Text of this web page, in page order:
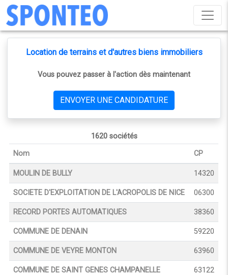
Location de terrains et d'autres biens immobiliers
Vous pouvez passer à l'action dès maintenant
ENVOYER UNE CANDIDATURE
1620 sociétés
Nom
CP
MOULIN DE BULLY 14320
SOCIETE D'EXPLOITATION DE L'ACROPOLIS DE NICE 06300
RECORD PORTES AUTOMATIQUES 38360
COMMUNE DE DENAIN 59220
COMMUNE DE VEYRE MONTON 63960
COMMUNE DE SAINT GENES CHAMPANELLE 63122